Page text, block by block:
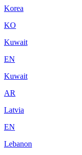
Korea
KO
Kuwait
EN
Kuwait
AR
Latvia
EN
Lebanon